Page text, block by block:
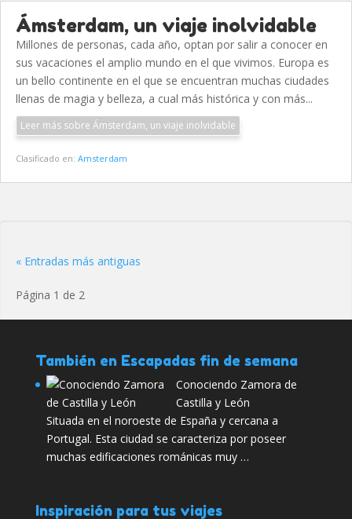
Ámsterdam, un viaje inolvidable
Millones de personas, cada año, optan por salir a conocer en
sus vacaciones el amplio mundo en el que vivimos. Europa es
un bello continente en el que se encuentran muchas ciudades
llenas de magia y belleza, a cual más histórica y con más...
Leer más sobre Ámsterdam, un viaje inolvidable
Clasificado en: Amsterdam
« Entradas más antiguas
Página 1 de 2
También en Escapadas fin de semana
Conociendo Zamora de
Castilla y León
Situada en el noroeste de España y cercana a
Portugal. Esta ciudad se caracteriza por poseer
muchas edificaciones románicas muy …
Inspiración para tus viajes